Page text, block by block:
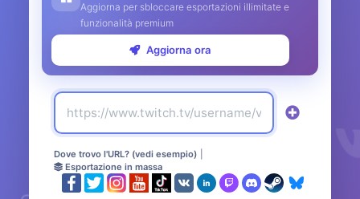
Aggiorna per sbloccare esportazioni illimitate e
funzionalità premium
Aggiorna ora
Dove trovo l'URL? (vedi esempio)
Esportazione in massa